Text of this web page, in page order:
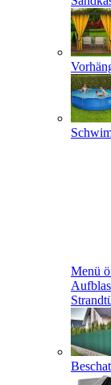
Menü